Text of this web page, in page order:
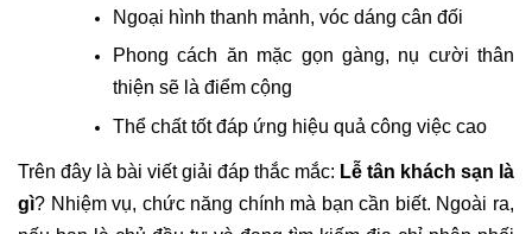
Ngoại hình thanh mảnh, vóc dáng cân đối
Phong cách ăn mặc gọn gàng, nụ cười thân
thiện sẽ là điểm cộng
Thể chất tốt đáp ứng hiệu quả công việc cao
Trên đây là bài viết giải đáp thắc mắc: Lễ tân khách sạn là
gì? Nhiệm vụ, chức năng chính mà bạn cần biết. Ngoài ra,